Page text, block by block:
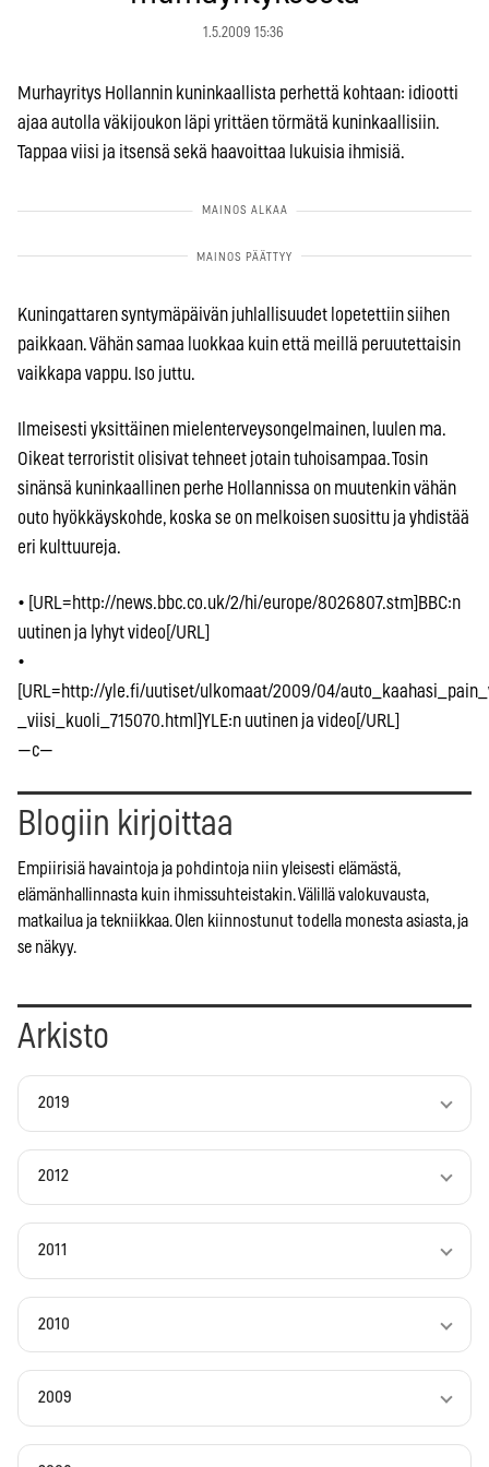
1.5.2009 15:36
Murhayritys Hollannin kuninkaallista perhettä kohtaan: idiootti
ajaa autolla väkijoukon läpi yrittäen törmätä kuninkaallisiin.
Tappaa viisi ja itsensä sekä haavoittaa lukuisia ihmisiä.
Kuningattaren syntymäpäivän juhlallisuudet lopetettiin siihen
paikkaan. Vähän samaa luokkaa kuin että meillä peruutettaisin
vaikkapa vappu. Iso juttu.
Ilmeisesti yksittäinen mielenterveysongelmainen, luulen ma.
Oikeat terroristit olisivat tehneet jotain tuhoisampaa. Tosin
sinänsä kuninkaallinen perhe Hollannissa on muutenkin vähän
outo hyökkäyskohde, koska se on melkoisen suosittu ja yhdistää
eri kulttuureja.
• [URL=http://news.bbc.co.uk/2/hi/europe/8026807.stm]BBC:n
uutinen ja lyhyt video[/URL]
•
[URL=http://yle.fi/uutiset/ulkomaat/2009/04/
_viisi_kuoli_715070.html]YLE:n uutinen ja video[/URL]
—c—
Blogiin kirjoittaa
Empiirisiä havaintoja ja pohdintoja niin yleisesti elämästä,
elämänhallinnasta kuin ihmissuhteistakin. Välillä valokuvausta,
matkailua ja tekniikkaa. Olen kiinnostunut todella monesta asiasta, ja
se näkyy.
Arkisto
2019
2012
2011
2010
2009